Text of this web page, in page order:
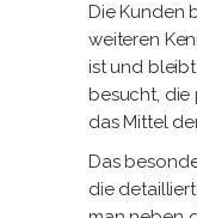
Die Kunden
weiteren
ist und
besucht,
das Mittel
Das
die